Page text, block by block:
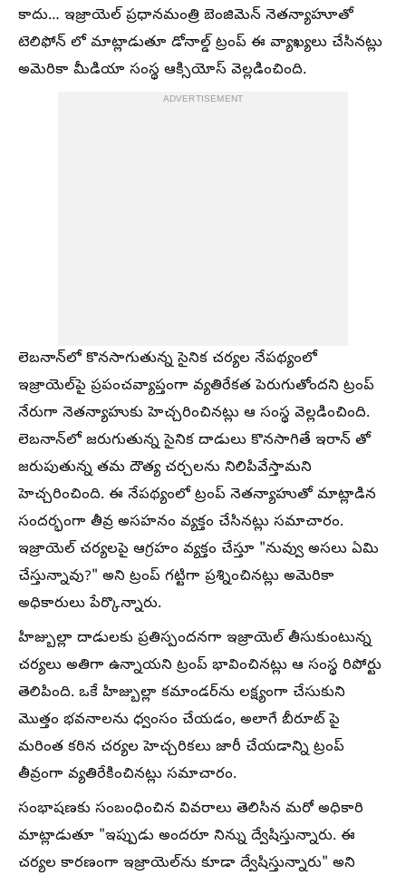
కాదు… ఇజ్రాయెల్ ప్రధానమంత్రి బెంజిమెన్ నెతన్యాహూతో
టెలిఫోన్ లో మాట్లాడుతూ డోనాల్డ్ ట్రంప్ ఈ వ్యాఖ్యలు చేసినట్లు
అమెరికా మీడియా సంస్థ ఆక్సియోస్ వెల్లడించింది.
ADVERTISEMENT
లెబనాన్‌లో కొనసాగుతున్న సైనిక చర్యల నేపథ్యంలో
ఇజ్రాయెల్‌పై ప్రపంచవ్యాప్తంగా వ్యతిరేకత పెరుగుతోందని ట్రంప్
నేరుగా నెతన్యాహుకు హెచ్చరించినట్లు ఆ సంస్థ వెల్లడించింది.
లెబనాన్‌లో జరుగుతున్న సైనిక దాడులు కొనసాగితే ఇరాన్ తో
జరుపుతున్న తమ దౌత్య చర్చలను నిలిపివేస్తామని
హెచ్చరించింది. ఈ నేపథ్యంలో ట్రంప్ నెతన్యాహుతో మాట్లాడిన
సందర్భంగా తీవ్ర అసహనం వ్యక్తం చేసినట్లు సమాచారం.
ఇజ్రాయెల్ చర్యలపై ఆగ్రహం వ్యక్తం చేస్తూ "నువ్వు అసలు ఏమి
చేస్తున్నావు?" అని ట్రంప్ గట్టిగా ప్రశ్నించినట్లు అమెరికా
అధికారులు పేర్కొన్నారు.
హిజ్బుల్లా దాడులకు ప్రతిస్పందనగా ఇజ్రాయెల్ తీసుకుంటున్న
చర్యలు అతిగా ఉన్నాయని ట్రంప్ భావించినట్లు ఆ సంస్థ రిపోర్టు
తెలిపింది. ఒకే హిజ్బుల్లా కమాండర్‌ను లక్ష్యంగా చేసుకుని
మొత్తం భవనాలను ధ్వంసం చేయడం, అలాగే బీరూట్ పై
మరింత కఠిన చర్యల హెచ్చరికలు జారీ చేయడాన్ని ట్రంప్
తీవ్రంగా వ్యతిరేకించినట్లు సమాచారం.
సంభాషణకు సంబంధించిన వివరాలు తెలిసిన మరో అధికారి
మాట్లాడుతూ "ఇప్పుడు అందరూ నిన్ను ద్వేషిస్తున్నారు. ఈ
చర్యల కారణంగా ఇజ్రాయెల్‌ను కూడా ద్వేషిస్తున్నారు" అని